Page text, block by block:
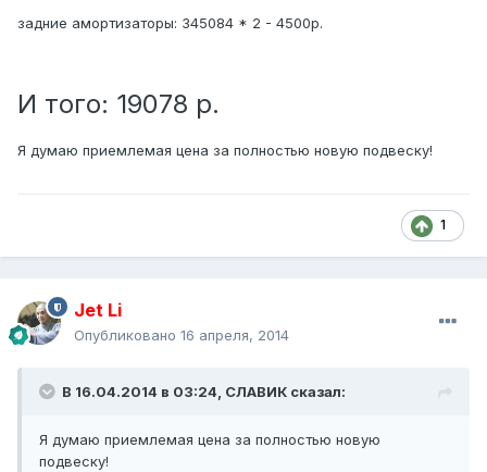
задние амортизаторы: 345084 * 2 - 4500р.
И того: 19078 р.
​Я думаю приемлемая цена за полностью новую подвеску!
1
Jet Li
Опубликовано 16 апреля, 2014
В 16.04.2014 в 03:24, СЛАВИК сказал:
​Я думаю приемлемая цена за полностью новую
подвеску!